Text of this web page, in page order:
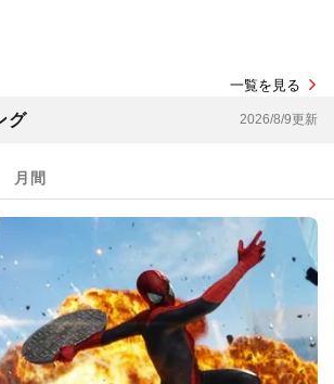
一覧を見る
グ 2026/8/9更新
月間